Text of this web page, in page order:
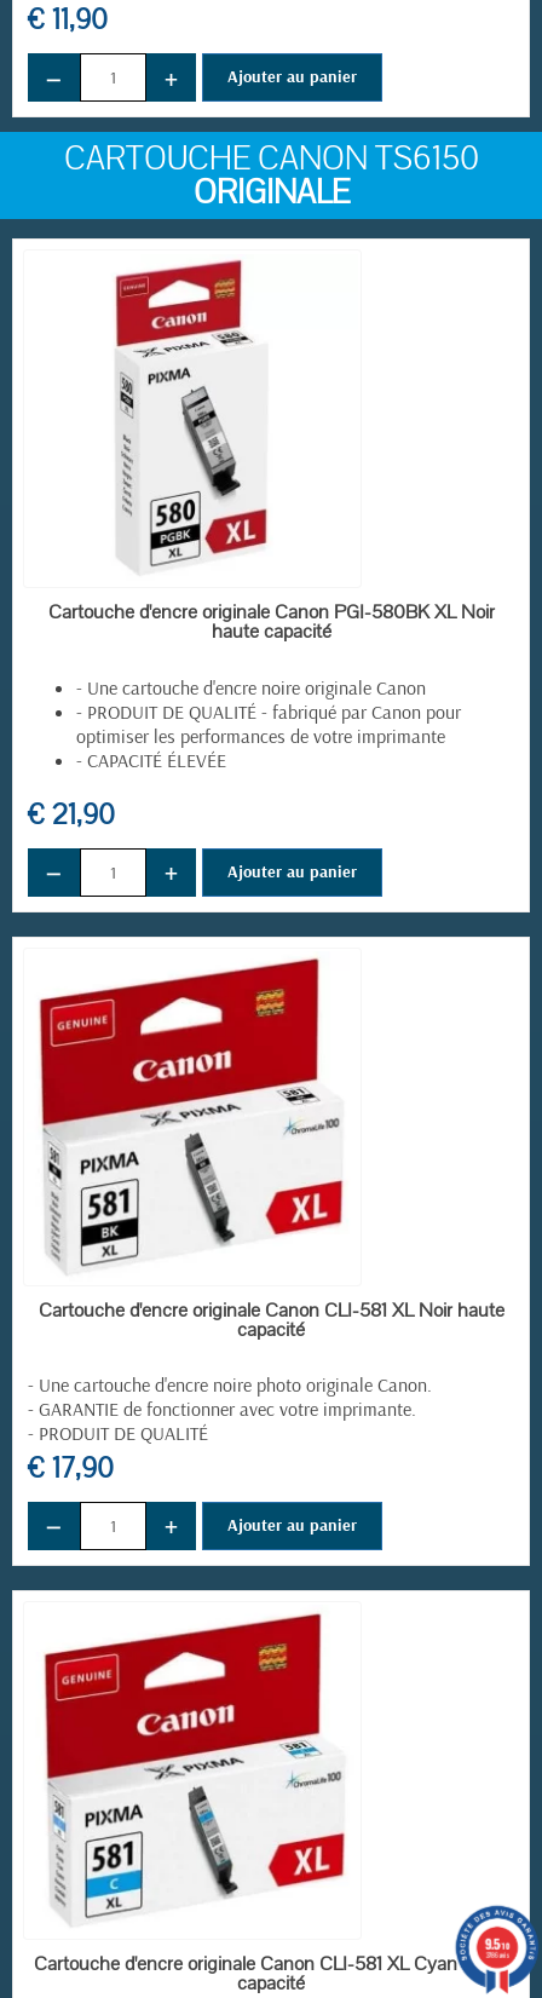
€ 11,90
− + Ajouter au panier
CARTOUCHE CANON TS6150
ORIGINALE
EN STOCK
Cartouche d'encre originale Canon PGI-580BK XL Noir
haute capacité
- Une cartouche d'encre noire originale Canon
- PRODUIT DE QUALITÉ - fabriqué par Canon pour
optimiser les performances de votre imprimante
- CAPACITÉ ÉLEVÉE
€ 21,90
− + Ajouter au panier
EN STOCK
Cartouche d'encre originale Canon CLI-581 XL Noir haute
capacité
- Une cartouche d'encre noire photo originale Canon.
- GARANTIE de fonctionner avec votre imprimante.
- PRODUIT DE QUALITÉ
€ 17,90
− + Ajouter au panier
RUPTURE DE STOCK
Cartouche d'encre originale Canon CLI-581 XL Cyan haute
capacité
9.5/10
3786 avis